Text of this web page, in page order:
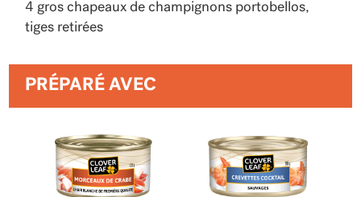
4 gros chapeaux de champignons portobellos,
tiges retirées
PRÉPARÉ AVEC